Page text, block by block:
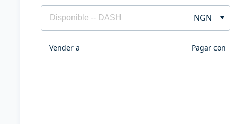
NGN
Vender a Pagar con